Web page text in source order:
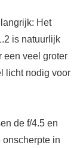
Het
is natuurlijk
een veel groter
licht nodig voor
de f/4.5 en
onscherpte in